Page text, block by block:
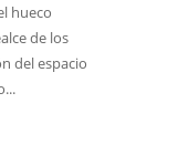
hueco
de los
del espacio